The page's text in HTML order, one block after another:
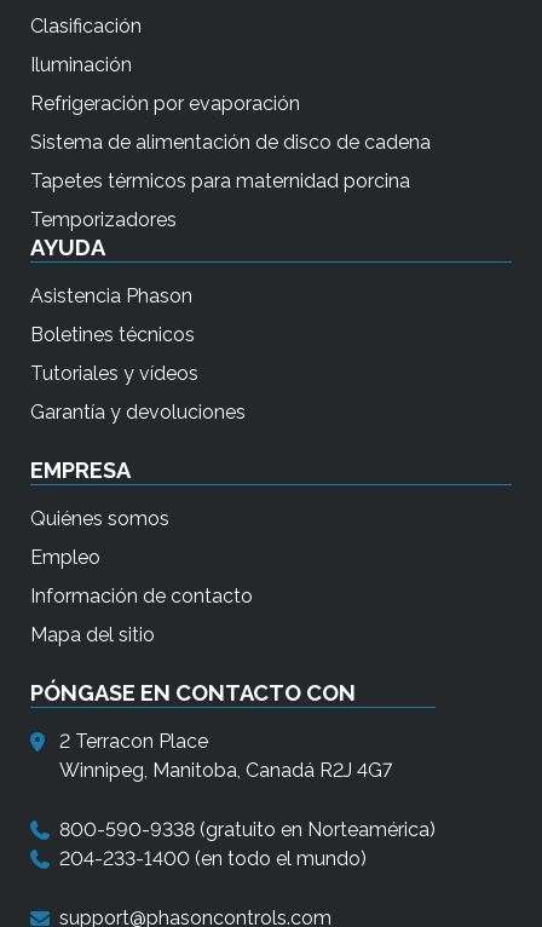
Clasificación
Iluminación
Refrigeración por evaporación
Sistema de alimentación de disco de cadena
Tapetes térmicos para maternidad porcina
Temporizadores
AYUDA
Asistencia Phason
Boletines técnicos
Tutoriales y vídeos
Garantía y devoluciones
EMPRESA
Quiénes somos
Empleo
Información de contacto
Mapa del sitio
PÓNGASE EN CONTACTO CON
2 Terracon Place
Winnipeg, Manitoba, Canadá R2J 4G7
800-590-9338 (gratuito en Norteamérica)
204-233-1400 (en todo el mundo)
support@phasoncontrols.com